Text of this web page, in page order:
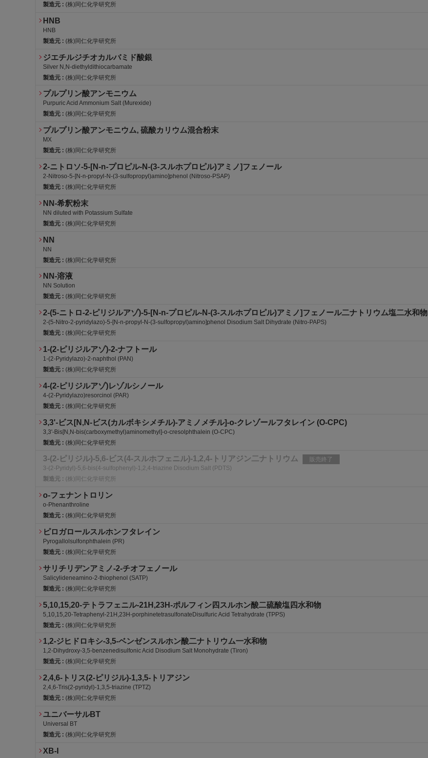
製造元 : (株)同仁化学研究所
HNB
HNB
製造元 : (株)同仁化学研究所
ジエチルジチオカルバミド酸銀
Silver N,N-diethyldithiocarbamate
製造元 : (株)同仁化学研究所
プルプリン酸アンモニウム
Purpuric Acid Ammonium Salt (Murexide)
製造元 : (株)同仁化学研究所
プルプリン酸アンモニウム, 硫酸カリウム混合粉末
MX
製造元 : (株)同仁化学研究所
2-ニトロソ-5-[N-n-プロピル-N-(3-スルホプロピル)アミノ]フェノール
2-Nitroso-5-[N-n-propyl-N-(3-sulfopropyl)amino]phenol (Nitroso-PSAP)
製造元 : (株)同仁化学研究所
NN-希釈粉末
NN diluted with Potassium Sulfate
製造元 : (株)同仁化学研究所
NN
NN
製造元 : (株)同仁化学研究所
NN-溶液
NN Solution
製造元 : (株)同仁化学研究所
2-(5-ニトロ-2-ピリジルアゾ)-5-[N-n-プロピル-N-(3-スルホプロピル)アミノ]フェノール二ナトリウム塩二水和物
2-(5-Nitro-2-pyridylazo)-5-[N-n-propyl-N-(3-sulfopropyl)amino]phenol Disodium Salt Dihydrate (Nitro-PAPS)
製造元 : (株)同仁化学研究所
1-(2-ピリジルアゾ)-2-ナフトール
1-(2-Pyridylazo)-2-naphthol (PAN)
製造元 : (株)同仁化学研究所
4-(2-ピリジルアゾ)レゾルシノール
4-(2-Pyridylazo)resorcinol (PAR)
製造元 : (株)同仁化学研究所
3,3'-ビス[N,N-ビス(カルボキシメチル)-アミノメチル]-o-クレゾールフタレイン (O-CPC)
3,3'-Bis[N,N-bis(carboxymethyl)aminomethyl]-o-cresolphthalein (O-CPC)
製造元 : (株)同仁化学研究所
3-(2-ピリジル)-5,6-ビス(4-スルホフェニル)-1,2,4-トリアジン二ナトリウム
販売終了
3-(2-Pyridyl)-5,6-bis(4-sulfophenyl)-1,2,4-triazine Disodium Salt (PDTS)
製造元 : (株)同仁化学研究所
o-フェナントロリン
o-Phenanthroline
製造元 : (株)同仁化学研究所
ピロガロールスルホンフタレイン
Pyrogallolsulfonphthalein (PR)
製造元 : (株)同仁化学研究所
サリチリデンアミノ-2-チオフェノール
Salicylideneamino-2-thiophenol (SATP)
製造元 : (株)同仁化学研究所
5,10,15,20-テトラフェニル-21H,23H-ポルフィン四スルホン酸二硫酸塩四水和物
5,10,15,20-Tetraphenyl-21H,23H-porphinetetrasulfonateDisulfuric Acid Tetrahydrate (TPPS)
製造元 : (株)同仁化学研究所
1,2-ジヒドロキシ-3,5-ベンゼンスルホン酸二ナトリウム一水和物
1,2-Dihydroxy-3,5-benzenedisulfonic Acid Disodium Salt Monohydrate (Tiron)
製造元 : (株)同仁化学研究所
2,4,6-トリス(2-ピリジル)-1,3,5-トリアジン
2,4,6-Tris(2-pyridyl)-1,3,5-triazine (TPTZ)
製造元 : (株)同仁化学研究所
ユニバーサルBT
Universal BT
製造元 : (株)同仁化学研究所
XB-I